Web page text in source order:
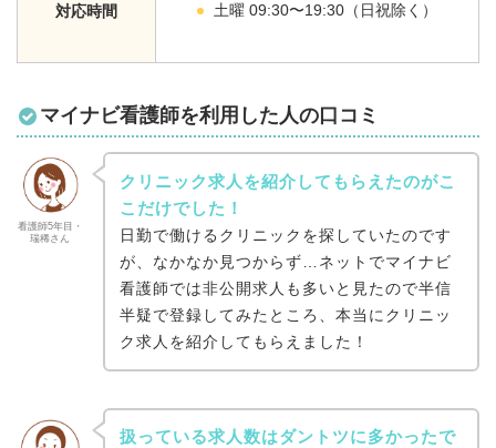
対応時間
土曜 09:30〜19:30（日祝除く）
マイナビ看護師を利用した人の口コミ
看護師5年目・
瑞稀さん
クリニック求人を紹介してもらえたのがこ
こだけでした！
日勤で働けるクリニックを探していたのです
が、なかなか見つからず…ネットでマイナビ
看護師では非公開求人も多いと見たので半信
半疑で登録してみたところ、本当にクリニッ
ク求人を紹介してもらえました！
扱っている求人数はダントツに多かったで